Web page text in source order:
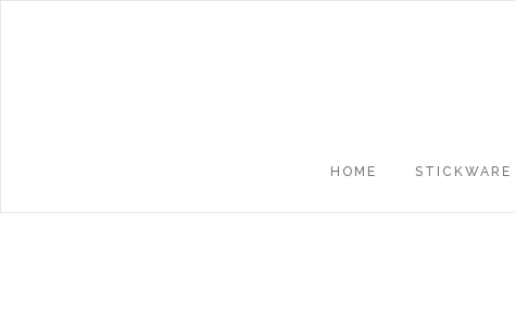
HOME STICKWARE